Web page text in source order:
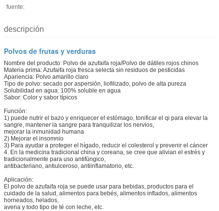
fuente:
descripción
Polvos de frutas y verduras
Nombre del producto: Polvo de azufaifa roja/Polvo de dátiles rojos chinos
Materia prima: Azufaifa roja fresca selecta sin residuos de pesticidas
Apariencia: Polvo amarillo claro
Tipo de polvo: secado por aspersión, liofilizado, polvo de alta pureza
Solubilidad en agua: 100% soluble en agua
Sabor: Color y sabor típicos
Función:
1) puede nutrir el bazo y enriquecer el estómago, tonificar el qi para elevar la
sangre, mantener la sangre para tranquilizar los nervios,
mejorar la inmunidad humana
2) Mejorar el insomnio
3) Para ayudar a proteger el hígado, reducir el colesterol y prevenir el cáncer
4. En la medicina tradicional china y coreana, se cree que alivian el estrés y
tradicionalmente para uso antifúngico,
antibacteriano, antiulceroso, antiinflamatorio, etc.
Aplicación:
El polvo de azufaifa roja se puede usar para bebidas, productos para el
cuidado de la salud, alimentos para bebés, alimentos inflados, alimentos
horneados, helados,
avena y todo tipo de té con leche, etc.